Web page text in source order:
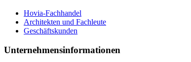
Hovia-Fachhandel
Architekten und Fachleute
Geschäftskunden
Unternehmensinformationen